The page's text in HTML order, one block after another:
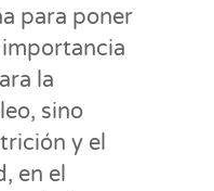
para poner
importancia
la
sino
y el
en el